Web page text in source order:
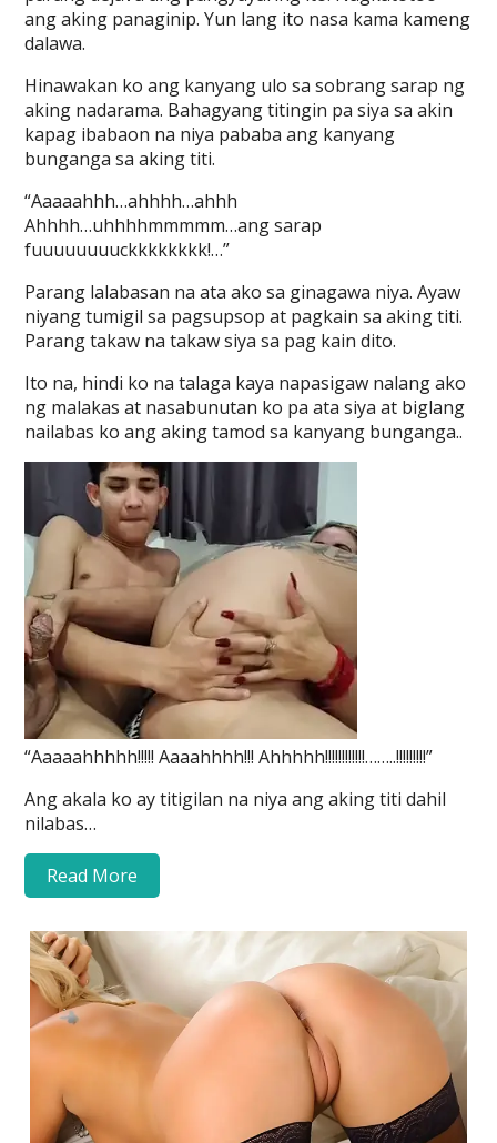
ang aking panaginip. Yun lang ito nasa kama kameng
dalawa.
Hinawakan ko ang kanyang ulo sa sobrang sarap ng
aking nadarama. Bahagyang titingin pa siya sa akin
kapag ibabaon na niya pababa ang kanyang
bunganga sa aking titi.
“Aaaaahhh…ahhhh…ahhh
Ahhhh…uhhhhmmmmm…ang sarap
fuuuuuuuuckkkkkkkk!…”
Parang lalabasan na ata ako sa ginagawa niya. Ayaw
niyang tumigil sa pagsupsop at pagkain sa aking titi.
Parang takaw na takaw siya sa pag kain dito.
Ito na, hindi ko na talaga kaya napasigaw nalang ako
ng malakas at nasabunutan ko pa ata siya at biglang
nailabas ko ang aking tamod sa kanyang bunganga..
“Aaaaahhhhh!!!!! Aaaahhhh!!! Ahhhhh!!!!!!!!!!!!……..!!!!!!!!!”
Ang akala ko ay titigilan na niya ang aking titi dahil
nilabas…
Read More